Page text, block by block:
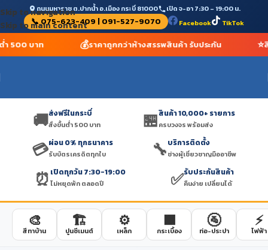
Skip to navigation
Skip to main content
ถนนมหาราช ต.ปากน้ำ อ.เมือง กระบี่ 81000 เปิด จ-อา 7:30 – 19:00 น.
📞 075-623-409 | 091-527-9070 Facebook TikTok
ำ 500 บาท 💰ราคาถูกกว่าห้างสรรพสินค้า รับประกัน ⭐
🚚ส่งฟรีในกระบี่
สั่งขั้นต่ำ 500 บาท 🏪สินค้า 10,000+ รายการ
ครบวงจร พร้อมส่ง
💳ผ่อน 0% ทุกธนาคาร
รับบัตรเครดิตทุกใบ 🔧บริการติดตั้ง
ช่างผู้เชี่ยวชาญมืออาชีพ
⏰ เปิดทุกวัน 7:30-19:00
ไม่หยุดพัก ตลอดปี ✅รับประกันสินค้า
คืนง่าย เปลี่ยนได้
🎨
สีทาบ้าน
🏗️
ปูนซีเมนต์
⚙️
เหล็ก
🟫
กระเบื้อง
🚰
ท่อ-ประปา
⚡
ไฟฟ้า